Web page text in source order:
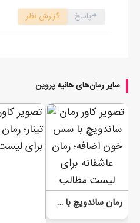
پاسخ گزارش نظر
سایر رمان‌های هانیه پروین
رمان ساندویچ با سس خون اضافه